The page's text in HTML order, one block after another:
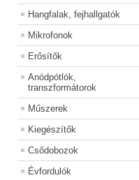
Hangfalak, fejhallgatók
Mikrofonok
Erősítők
Anódpótlók,
transzformátorok
Műszerek
Kiegészítők
Csődobozok
Évfordulók